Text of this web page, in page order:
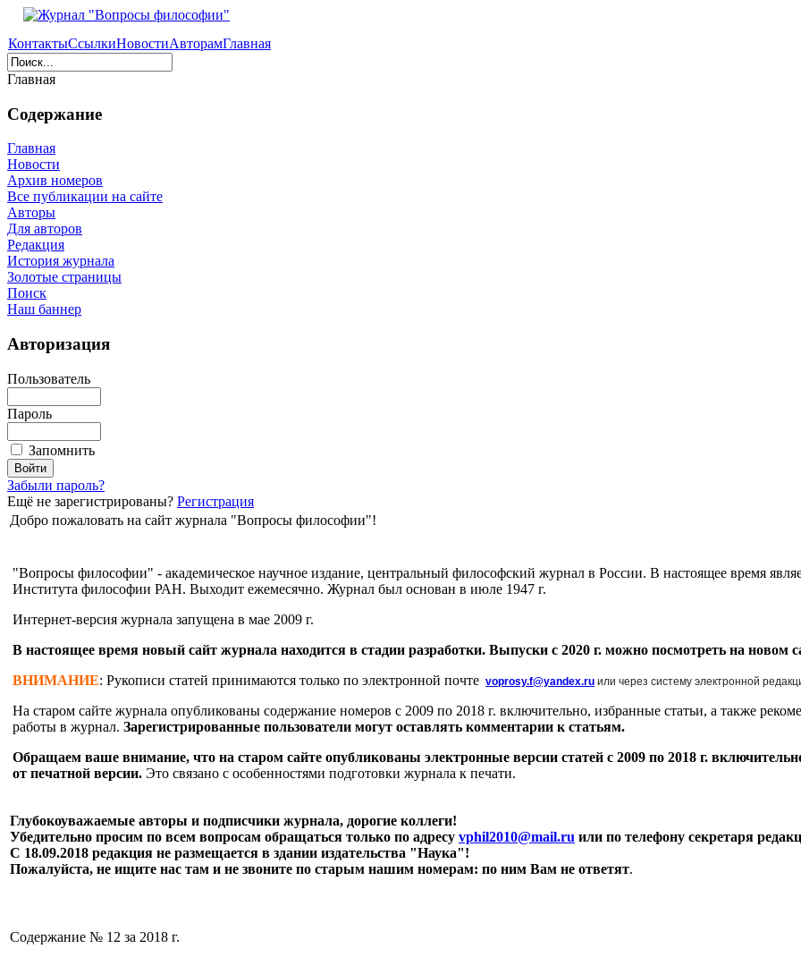
КонтактыСсылкиНовостиАвторамГлавная
Главная
Содержание
Главная
Новости
Архив номеров
Все публикации на сайте
Авторы
Для авторов
Редакция
История журнала
Золотые страницы
Поиск
Наш баннер
Авторизация
Пользователь
Пароль
Запомнить
Забыли пароль?
Ещё не зарегистрированы? Регистрация
Добро пожаловать на сайт журнала "Вопросы философии"!
"Вопросы философии" - академическое научное издание, центральный философский журнал в России. В настоящее время
Института философии РАН. Выходит ежемесячно. Журнал был основан в июле 1947 г.
Интернет-версия журнала запущена в мае 2009 г.
В настоящее время новый сайт журнала находится в стадии разработки. Выпуски с 2020 г. можно посмотреть на новом
ВНИМАНИЕ: Рукописи статей принимаются только по электронной почте voprosy.f@yandex.ru или через систему электронной
На старом сайте журнала опубликованы содержание номеров с 2009 по 2018 г. включительно, избранные статьи, а также
работы в журнал. Зарегистрированные пользователи могут оставлять комментарии к статьям.
Обращаем ваше внимание, что на старом сайте опубликованы электронные версии статей с 2009 по 2018 г.
от печатной версии. Это связано с особенностями подготовки журнала к печати.
Глубокоуважаемые авторы и подписчики журнала, дорогие коллеги!
Убедительно просим по всем вопросам обращаться только по адресу vphil2010@mail.ru или по телефону секретаря
С 18.09.2018 редакция не размещается в здании издательства "Наука"!
Пожалуйста, не ищите нас там и не звоните по старым нашим номерам: по ним Вам не ответят.
Содержание № 12 за 2018 г.